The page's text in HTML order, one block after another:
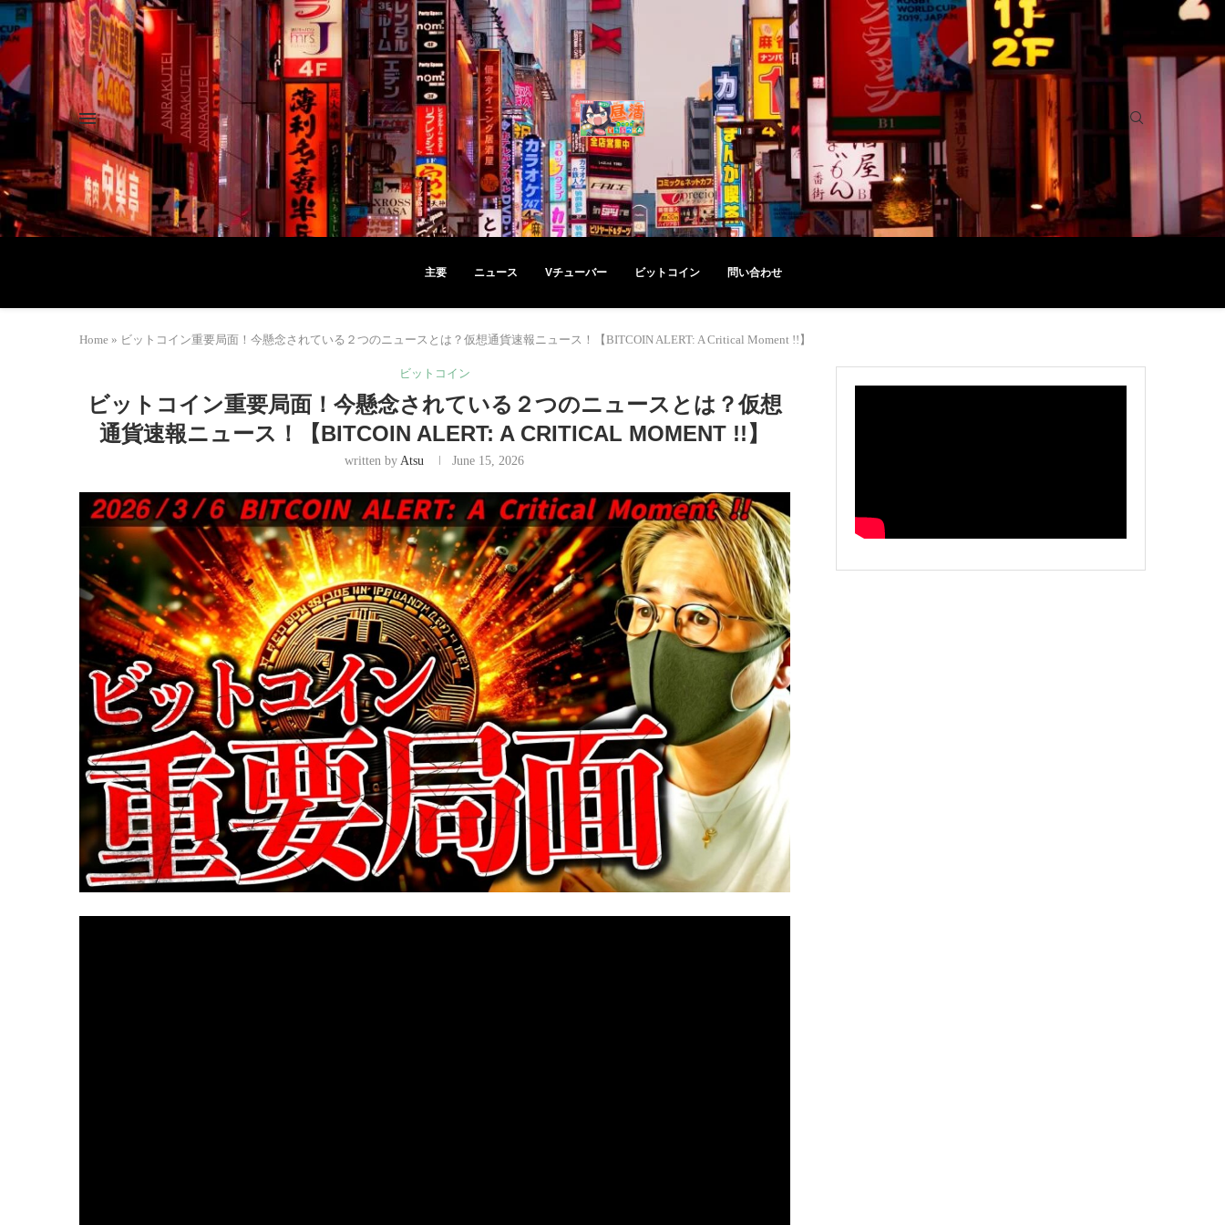
主要 ニュース Vチューバー ビットコイン 問い合わせ
Home » ビットコイン重要局面！今懸念されている２つのニュースとは？仮想通貨速報ニュース！【BITCOIN ALERT: A Critical Moment !!】
ビットコイン
ビットコイン重要局面！今懸念されている２つのニュースとは？仮想
通貨速報ニュース！【BITCOIN ALERT: A CRITICAL MOMENT !!】
written by Atsu June 15, 2026